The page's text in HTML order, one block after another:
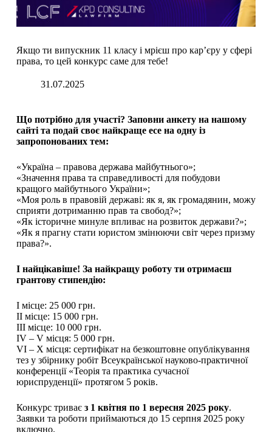
Якщо ти випускник 11 класу і мрієш про кар’єру у сфері
права, то цей конкурс саме для тебе!
31.07.2025
Що потрібно для участі? Заповни анкету на нашому
сайті та подай своє найкраще есе на одну із
запропонованих тем:
«Україна – правова держава майбутнього»;
«Значення права та справедливості для побудови
кращого майбутнього України»;
«Моя роль в правовій державі: як я, як громадянин, можу
сприяти дотриманню прав та свобод?»;
«Як історичне минуле впливає на розвиток держави?»;
«Як я прагну стати юристом змінюючи світ через призму
права?».
І найцікавіше! За найкращу роботу ти отримаєш
грантову стипендію:
І місце: 25 000 грн.
ІІ місце: 15 000 грн.
ІІІ місце: 10 000 грн.
IV – V місця: 5 000 грн.
VI – X місця: сертифікат на безкоштовне опублікування
тез у збірнику робіт Всеукраїнської науково-практичної
конференції «Теорія та практика сучасної
юриспруденції» протягом 5 років.
Конкурс триває з 1 квітня по 1 вересня 2025 року.
Заявки та роботи приймаються до 15 серпня 2025 року
включно.